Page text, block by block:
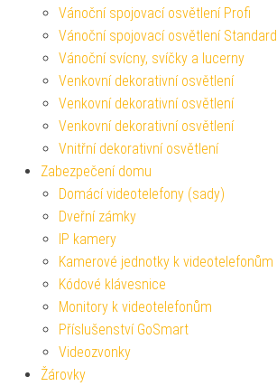
Vánoční spojovací osvětlení Profi
Vánoční spojovací osvětlení Standard
Vánoční svícny, svíčky a lucerny
Venkovní dekorativní osvětlení
Venkovní dekorativní osvětlení
Venkovní dekorativní osvětlení
Vnitřní dekorativní osvětlení
Zabezpečení domu
Domácí videotelefony (sady)
Dveřní zámky
IP kamery
Kamerové jednotky k videotelefonům
Kódové klávesnice
Monitory k videotelefonům
Příslušenství GoSmart
Videozvonky
Žárovky